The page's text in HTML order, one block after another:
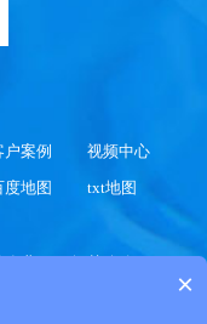
户案例
视频中心
度地图 txt地图
×